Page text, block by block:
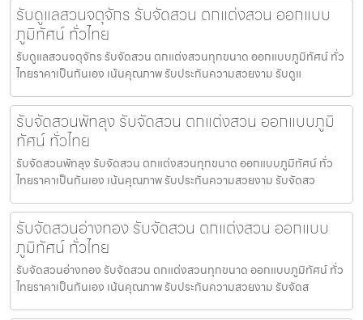
รับดูแลสวนจตุจักร รับจัดสวน ตกแต่งสวน ออกแบบ
ภูมิทัศน์ ทั่วไทย
รับดูแลสวนจตุจักร รับจัดสวน ตกแต่งสวนทุกขนาด ออกแบบภูมิทัศน์ ทั่ว
ไทยราคาเป็นกันเอง เน้นคุณภาพ รับประกันความสวยงาม รับดูแ
รับจัดสวนพัทลุง รับจัดสวน ตกแต่งสวน ออกแบบภูมิ
ทัศน์ ทั่วไทย
รับจัดสวนพัทลุง รับจัดสวน ตกแต่งสวนทุกขนาด ออกแบบภูมิทัศน์ ทั่ว
ไทยราคาเป็นกันเอง เน้นคุณภาพ รับประกันความสวยงาม รับจัดสว
รับจัดสวนอ่างทอง รับจัดสวน ตกแต่งสวน ออกแบบ
ภูมิทัศน์ ทั่วไทย
รับจัดสวนอ่างทอง รับจัดสวน ตกแต่งสวนทุกขนาด ออกแบบภูมิทัศน์ ทั่ว
ไทยราคาเป็นกันเอง เน้นคุณภาพ รับประกันความสวยงาม รับจัดส